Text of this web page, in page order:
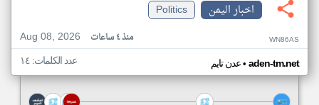
اخبار اليمن
Politics
Aug 08, 2026
منذ ٤ ساعات WN86AS
عدن تايم• aden-tm.net عدد الكلمات: ١٤